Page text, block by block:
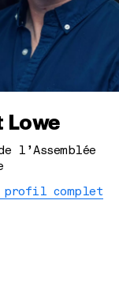
Lowe
l’Assemblée
complet